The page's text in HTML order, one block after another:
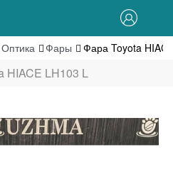
Оптика Фары Фара Toyota
HIACE LH103 L